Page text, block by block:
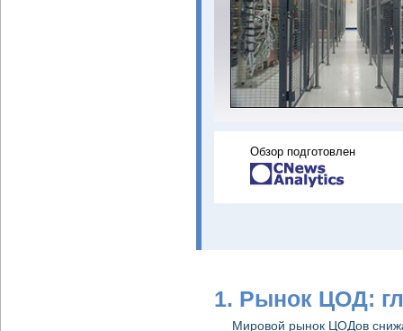
Обзор подготовлен
1. Рынок ЦОД:
Мировой рынок ЦОДов